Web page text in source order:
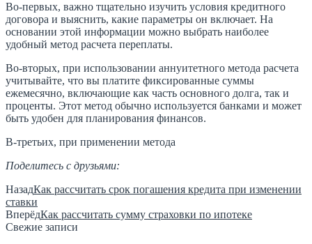
Во-первых, важно тщательно изучить условия кредитного
договора и выяснить, какие параметры он включает. На
основании этой информации можно выбрать наиболее
удобный метод расчета переплаты.
Во-вторых, при использовании аннуитетного метода расчета
учитывайте, что вы платите фиксированные суммы
ежемесячно, включающие как часть основного долга, так и
проценты. Этот метод обычно используется банками и может
быть удобен для планирования финансов.
В-третьих, при применении метода
Поделитесь с друзьями:
НазадКак рассчитать срок погашения кредита при изменении
ставки
ВперёдКак рассчитать сумму страховки по ипотеке
Свежие записи